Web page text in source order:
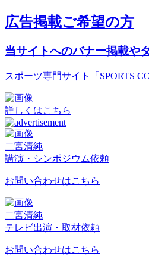
広告掲載ご希望の方
当サイトへのバナー掲載や
スポーツ専門サイト「SPORTS
詳しくはこちら
二宮清純
講演・シンポジウム依頼
お問い合わせはこちら
二宮清純
テレビ出演・取材依頼
お問い合わせはこちら